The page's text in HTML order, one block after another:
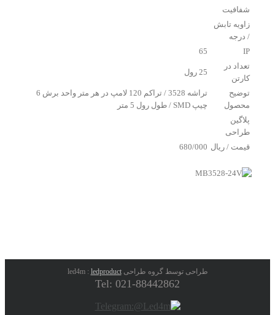
شفافیت
زاویه تابش
/ درجه
IP
65
تعداد در
کارتن
25 رول
توضیح
محصول
تراشه 3528 / تراکم 120 لامپ در هر متر واحد برش 6
چیپ SMD / طول رول 5 متر
پلاگین
طراحی
قیمت / ریال 680/000
طراحی توسط گروه طراحی led4m :ledproduct
Tel: 021-88442862